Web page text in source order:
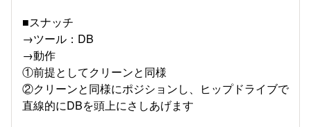
■スナッチ
→ツール：DB
→動作
①前提としてクリーンと同様
②クリーンと同様にポジションし、ヒップドライブで
直線的にDBを頭上にさしあげます